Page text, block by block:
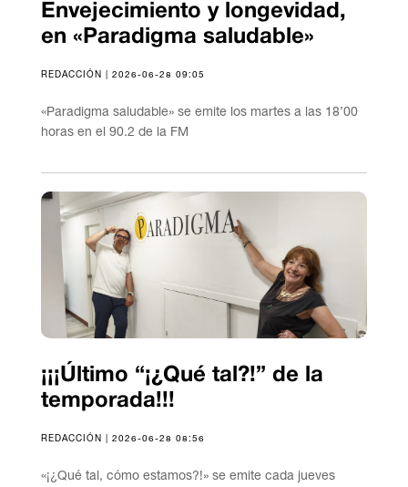
Envejecimiento y longevidad,
en «Paradigma saludable»
REDACCIÓN | 2026-06-28 09:05
«Paradigma saludable» se emite los martes a las 18’00
horas en el 90.2 de la FM
¡¡¡Último “¡¿Qué tal?!” de la
temporada!!!
REDACCIÓN | 2026-06-28 08:56
«¡¿Qué tal, cómo estamos?!» se emite cada jueves